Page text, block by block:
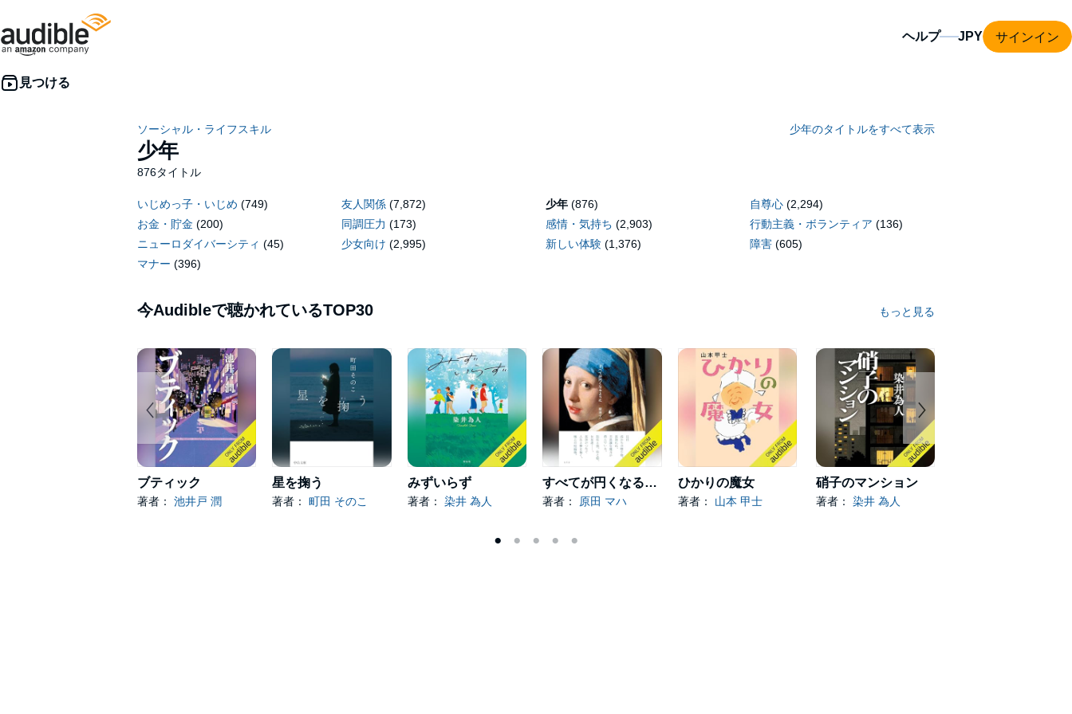
ヘルプ サインイン
ソーシャル・ライフスキル
少年
876タイトル
少年のタイトルをすべて表示
いじめっ子・いじめ (749) 友人関係 (7,872) 少年 (876) 自尊心 (2,294)
お金・貯金 (200) 同調圧力 (173) 感情・気持ち (2,903) 行動主義・ボランティア (136)
ニューロダイバーシティ (45) 少女向け (2,995) 新しい体験 (1,376) 障害 (605)
マナー (396)
今Audibleで聴かれているTOP30 もっと見る
ブティック
著者： 池井戸 潤
星を掬う
著者：町田 そのこ
みずいらず
著者： 染井 為人
すべてが円くなるように
著者： 原田 マハ
ひかりの魔女
著者： 山本 甲士
硝子のマンション
著者： 染井 為人